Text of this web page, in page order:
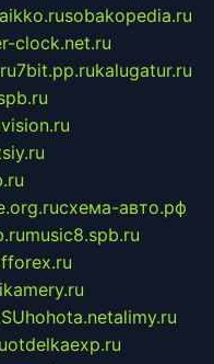
sobakopedia.ru
clock.net.ru
7bit.pp.rukalugatur.ru
схема-авто.рф
music8.spb.ru
hohota.netalimy.ru
otdelkaexp.ru